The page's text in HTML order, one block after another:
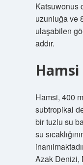
Katsuwonus
uzunluğa ve
ulaşabilen
addır.
Hamsi, 400
subtropikal
bir tuzlu su
su
Azak Denizi,